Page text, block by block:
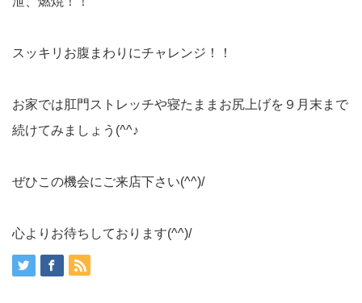
スッキリお腹まわりにチャレンジ！！
お家では肛門ストレッチや寝たままお尻上げを９月末まで
続けてみましょう(^^♪
ぜひこの機会にご来店下さい(^^)/
心よりお待ちしております(^^)/